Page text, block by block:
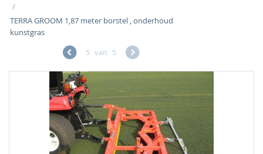
/
TERRA GROOM 1,87 meter borstel , onderhoud
kunstgras
5 van 5